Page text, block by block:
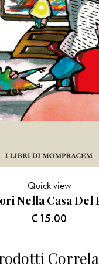
Nella Casa Del
€15.00
Quick view